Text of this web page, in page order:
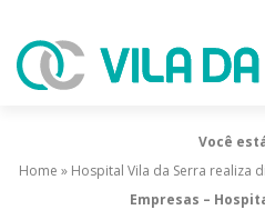
Você
Home » Hospital Vila da Serra realiza
Empresas –